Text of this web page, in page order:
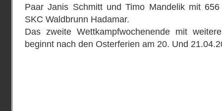
Paar Janis Schmitt und Timo Mandelik mit
SKC Waldbrunn Hadamar.
Das zweite Wettkampfwochenende mit
beginnt nach den Osterferien am 20. Und